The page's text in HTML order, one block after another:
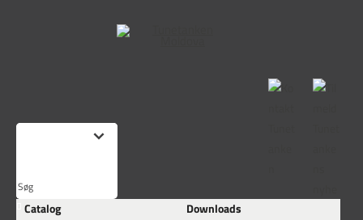
Søg
her.
Catalog Downloads
This form is temporarily unavailable.